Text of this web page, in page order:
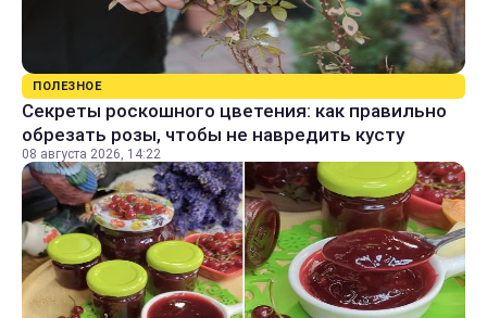
ПОЛЕЗНОЕ
Секреты роскошного цветения: как правильно
обрезать розы, чтобы не навредить кусту
08 августа 2026, 14:22